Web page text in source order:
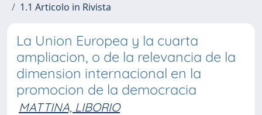
1.1 Articolo in Rivista
La Union Europea y la cuarta
ampliacion, o de la relevancia de la
dimension internacional en la
promocion de la democracia
MATTINA, LIBORIO